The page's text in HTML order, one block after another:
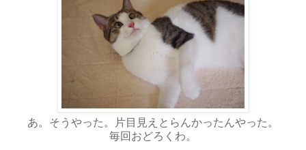
あ。そうやった。片目見えとらんかったんやった。
毎回おどろくわ。